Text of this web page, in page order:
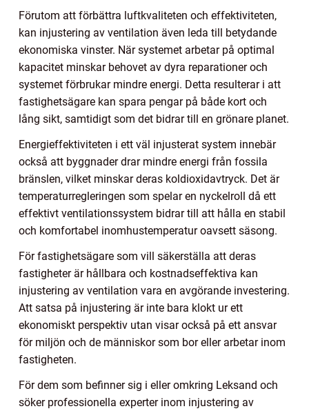
Förutom att förbättra luftkvaliteten och effektiviteten,
kan injustering av ventilation även leda till betydande
ekonomiska vinster. När systemet arbetar på optimal
kapacitet minskar behovet av dyra reparationer och
systemet förbrukar mindre energi. Detta resulterar i att
fastighetsägare kan spara pengar på både kort och
lång sikt, samtidigt som det bidrar till en grönare planet.
Energieffektiviteten i ett väl injusterat system innebär
också att byggnader drar mindre energi från fossila
bränslen, vilket minskar deras koldioxidavtryck. Det är
temperaturregleringen som spelar en nyckelroll då ett
effektivt ventilationssystem bidrar till att hålla en stabil
och komfortabel inomhustemperatur oavsett säsong.
För fastighetsägare som vill säkerställa att deras
fastigheter är hållbara och kostnadseffektiva kan
injustering av ventilation vara en avgörande investering.
Att satsa på injustering är inte bara klokt ur ett
ekonomiskt perspektiv utan visar också på ett ansvar
för miljön och de människor som bor eller arbetar inom
fastigheten.
För dem som befinner sig i eller omkring Leksand och
söker professionella experter inom injustering av